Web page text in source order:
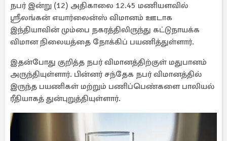
நபர் இன்று (12) அதிகாலை 12.45 மணியளவில்
ஸ்ரீலங்கன் எயார்லைன்ஸ் விமானம் ஊடாக
இந்தியாவின் மும்பை நகரத்திலிருந்து கட்டுநாயக்க
விமான நிலையத்தை நோக்கிப் பயணித்துள்ளார்.
இதன்போது குறித்த நபர் விமானத்திற்குள் மதுபானம்
அருந்தியுள்ளார். பின்னர் சந்தேக நபர் விமானத்தில்
இருந்த பயணிகள் மற்றும் பணிப்பெண்களை பாலியல்
ரீதியாகத் துன்புறுத்தியுள்ளார்.